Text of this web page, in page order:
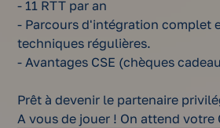
- 11 RTT par an
- Parcours d'intégration complet
techniques régulières.
- Avantages CSE (chèques
Prêt à devenir le partenaire
A vous de jouer ! On attend votre